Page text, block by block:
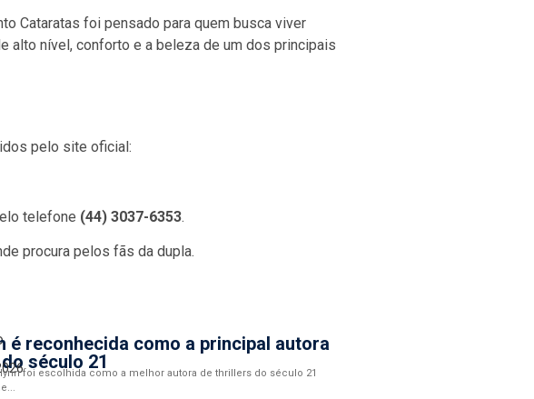
Cataratas foi pensado para quem busca viver
alto nível, conforto e a beleza de um dos principais
pelo site oficial:
telefone (44) 3037-6353.
procura pelos fãs da dupla.
é reconhecida como a principal autora
século 21
foi escolhida como a melhor autora de thrillers do século 21